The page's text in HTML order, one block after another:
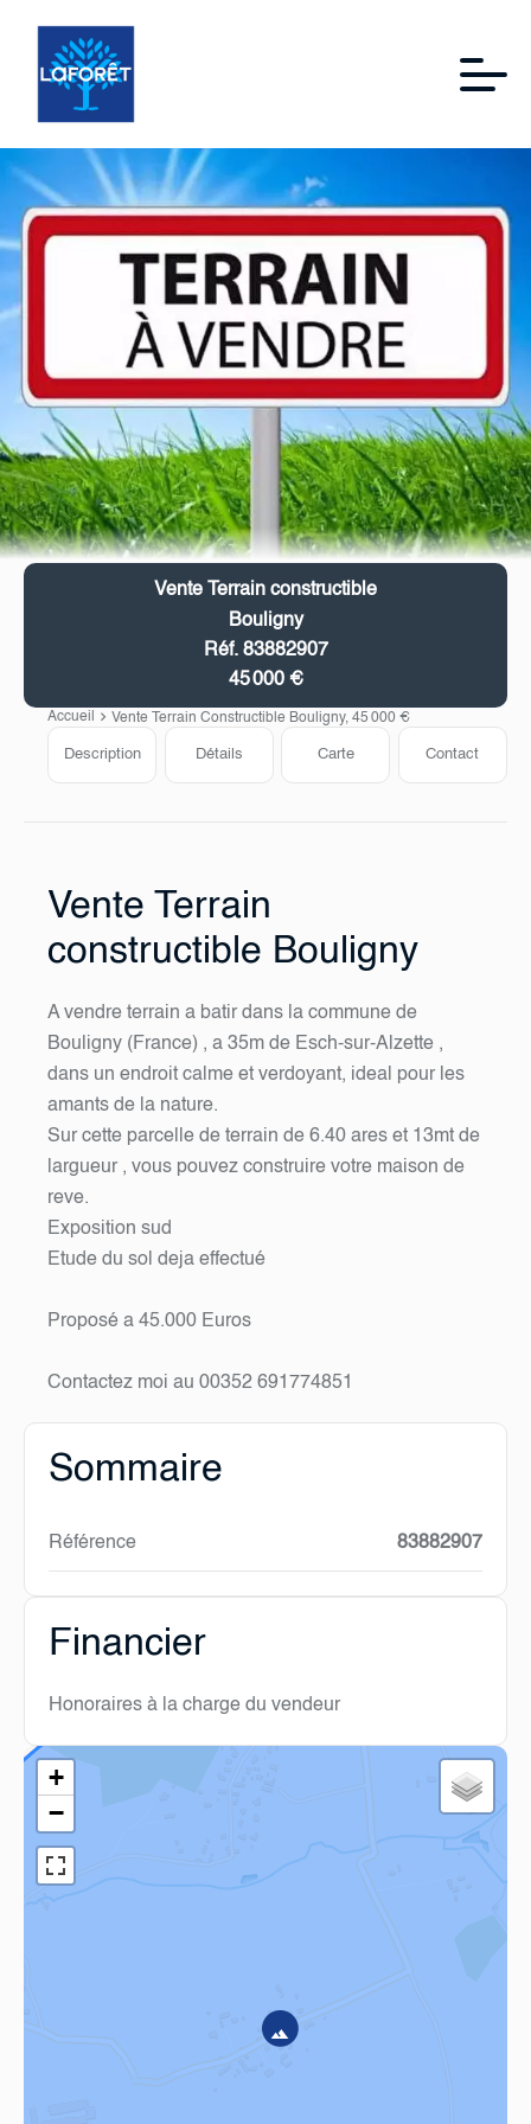
Vente Terrain constructible
Bouligny
Réf. 83882907
45 000 €
Accueil Vente Terrain Constructible Bouligny, 45 000 €
Description Détails Carte Contact
Vente Terrain
constructible Bouligny
A vendre terrain a batir dans la commune de
Bouligny (France) , a 35m de Esch-sur-Alzette ,
dans un endroit calme et verdoyant, ideal pour les
amants de la nature.
Sur cette parcelle de terrain de 6.40 ares et 13mt de
largueur , vous pouvez construire votre maison de
reve.
Exposition sud
Etude du sol deja effectué
Proposé a 45.000 Euros
Contactez moi au 00352 691774851
Sommaire
Référence 83882907
Financier
Honoraires à la charge du vendeur
+
−